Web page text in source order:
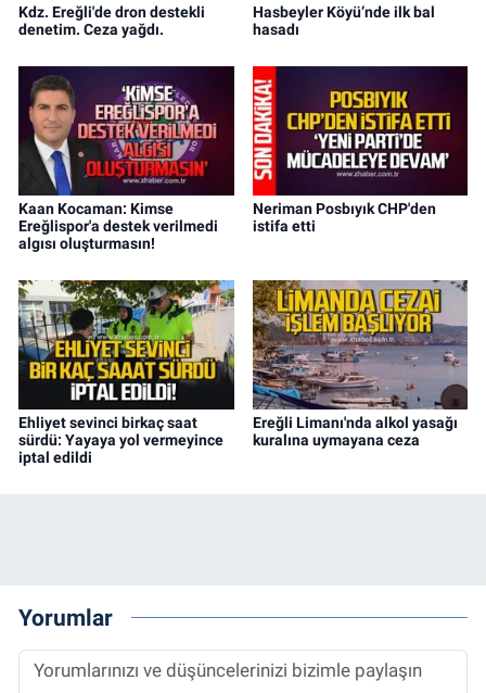
Kdz. Ereğli'de dron destekli
denetim. Ceza yağdı.
Hasbeyler Köyü’nde ilk bal
hasadı
Kaan Kocaman: Kimse
Ereğlispor'a destek verilmedi
algısı oluşturmasın!
Neriman Posbıyık CHP'den
istifa etti
Ehliyet sevinci birkaç saat
sürdü: Yayaya yol vermeyince
iptal edildi
Ereğli Limanı'nda alkol yasağı
kuralına uymayana ceza
Yorumlar